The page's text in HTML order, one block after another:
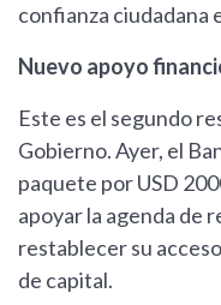
confianza ciudadana
Nuevo apoyo
Este es el segundo
Gobierno. Ayer, el
paquete por USD
apoyar la agenda de
restablecer su
de capital.